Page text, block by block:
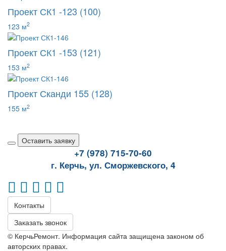
Проект СК1 -123 (100)
123 м2
Проект СК1 -153 (121)
153 м2
Проект Сканди 155 (128)
155 м2
Оставить заявку
+7 (978) 715-70-60
г. Керчь, ул. Сморжевского, 4
Контакты
Заказать звонок
© КерчьРемонт. Информация сайта защищена законом об
авторских правах.